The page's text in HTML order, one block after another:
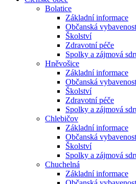
Bolatice
Základní informace
Občanská vybavenost
Školství
Zdravotní péče
Spolky a zájmová
Hněvošice
Základní informace
Občanská vybavenost
Školství
Zdravotní péče
Spolky a zájmová
Chlebičov
Základní informace
Občanská vybavenost
Školství
Spolky a zájmová
Chuchelná
Základní informace